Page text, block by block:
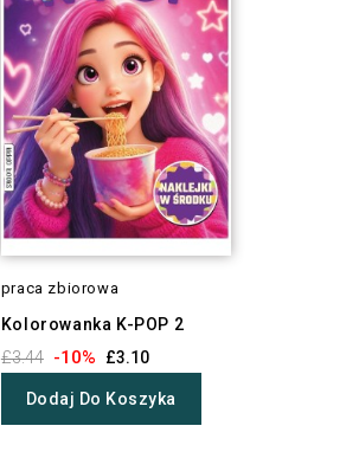
praca zbiorowa
Kolorowanka K-POP 2
£3.44 -10% £3.10
Dodaj Do Koszyka